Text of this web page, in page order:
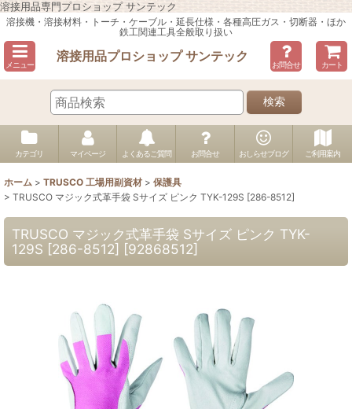
溶接用品専門プロショップ サンテック
溶接機・溶接材料・トーチ・ケーブル・延長仕様・各種高圧ガス・切断器・ほか
鉄工関連工具全般取り扱い
メニュー
溶接用品プロショップ サンテック
お問合せ カート
検索
カテゴリ マイページ よくあるご質問 お問合せ おしらせブログ ご利用案内
ホーム > TRUSCO 工場用副資材 > 保護具
> TRUSCO マジック式革手袋 Sサイズ ピンク TYK-129S [286-8512]
TRUSCO マジック式革手袋 Sサイズ ピンク TYK-
129S [286-8512] [92868512]